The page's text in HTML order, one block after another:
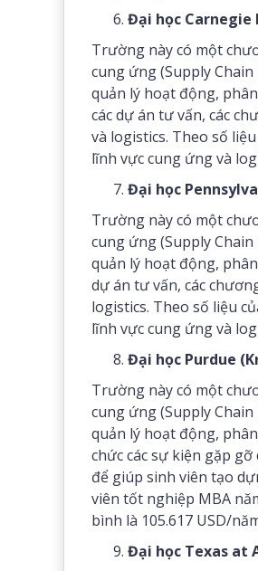
Đại học Carnegie
Trường này có một
cung ứng (Supply
quản lý hoạt động,
các dự án tư vấn, các
và logistics. Theo số
lĩnh vực cung ứng và
Đại học
Trường này có một
cung ứng (Supply
quản lý hoạt động,
dự án tư vấn, các
logistics. Theo số liệu
lĩnh vực cung ứng và
Đại học Purdue
Trường này có một
cung ứng (Supply
quản lý hoạt động,
chức các sự kiện gặp
để giúp sinh viên tạo
viên tốt nghiệp MBA
bình là 105.617 USD/
Đại học Texas at